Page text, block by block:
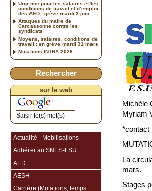
Michèle
Myriam
*contact
La
mars.
Stages
Urgence pour les salaires et les
conditions de travail et d’emploi
des AED : grève mardi 2 juin
Attaques du maire de
Carcassonne contre les
syndicats
Moyens, salaires, conditions de
travail : en grève mardi 31 mars
Mutations INTRA 2026
Rechercher
sur le web
Actualité - Mobilisations
Adhérer au SNES-FSU
AED
AESH
Carrière (Mutations, temps